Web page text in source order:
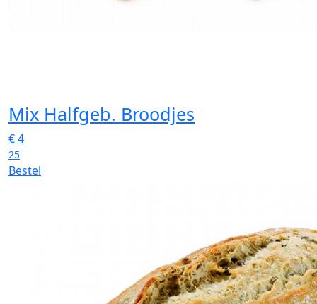
Mix Halfgeb. Broodjes
€4
25
Bestel